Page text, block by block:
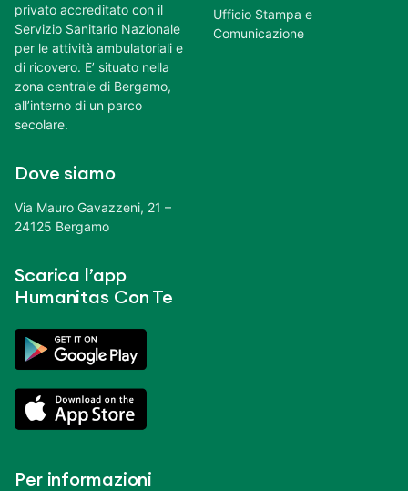
privato accreditato con il
Servizio Sanitario Nazionale
per le attività ambulatoriali e
di ricovero. E’ situato nella
zona centrale di Bergamo,
all’interno di un parco
secolare.
Dove siamo
Via Mauro Gavazzeni, 21 –
24125 Bergamo
Scarica l’app
Humanitas Con Te
Per informazioni
Ufficio Stampa e
Comunicazione